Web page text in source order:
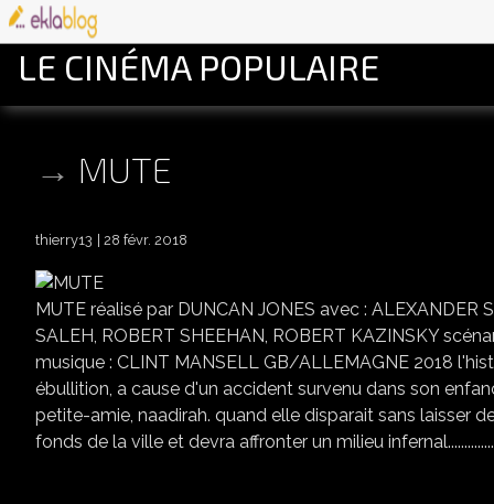
LE CINÉMA POPULAIRE
MUTE
thierry13 28 févr. 2018
MUTE réalisé par DUNCAN JONES avec : ALEXANDER
SALEH, ROBERT SHEEHAN, ROBERT KAZINSKY
musique : CLINT MANSELL GB/ALLEMAGNE 2018
ébullition, a cause d'un accident survenu dans son
petite-amie, naadirah. quand elle disparait sans laisser
fonds de la ville et devra affronter un milieu